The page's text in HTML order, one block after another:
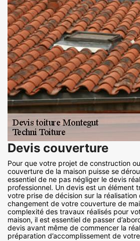
Devis couverture
Pour que votre projet de construction
couverture de la maison puisse se
essentiel de ne pas négliger le devis
professionnel. Un devis est un élément
votre prise de décision sur la
changement de votre couverture de
complexité des travaux réalisés pour
maison, il est essentiel de passer
devis avant même de commencer la
préparation d’accomplissement de